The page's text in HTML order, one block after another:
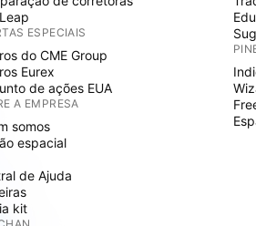
ESPECIAIS
do CME Group
Eurex
de ações EUA
A EMPRESA
somos
espacial
de Ajuda
kit